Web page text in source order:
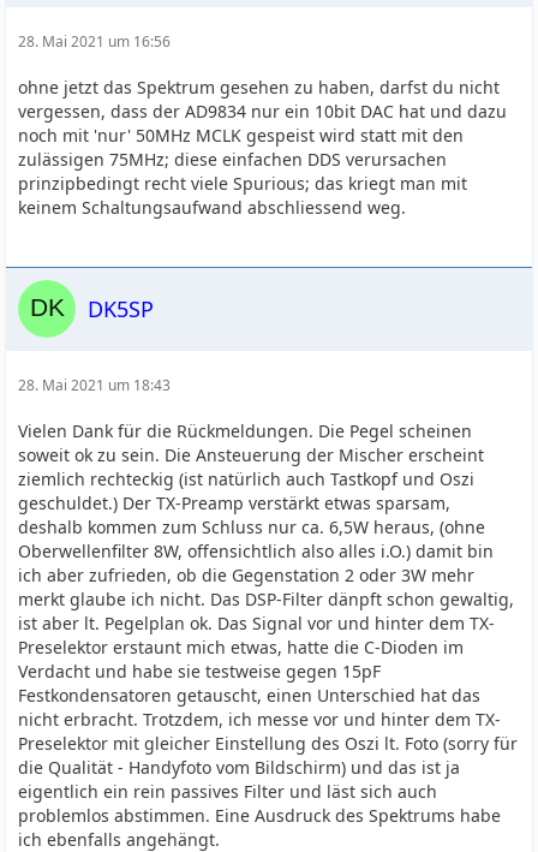
28. Mai 2021 um 16:56
ohne jetzt das Spektrum gesehen zu haben, darfst du nicht
vergessen, dass der AD9834 nur ein 10bit DAC hat und dazu
noch mit 'nur' 50MHz MCLK gespeist wird statt mit den
zulässigen 75MHz; diese einfachen DDS verursachen
prinzipbedingt recht viele Spurious; das kriegt man mit
keinem Schaltungsaufwand abschliessend weg.
DK5SP
28. Mai 2021 um 18:43
Vielen Dank für die Rückmeldungen. Die Pegel scheinen
soweit ok zu sein. Die Ansteuerung der Mischer erscheint
ziemlich rechteckig (ist natürlich auch Tastkopf und Oszi
geschuldet.) Der TX-Preamp verstärkt etwas sparsam,
deshalb kommen zum Schluss nur ca. 6,5W heraus, (ohne
Oberwellenfilter 8W, offensichtlich also alles i.O.) damit bin
ich aber zufrieden, ob die Gegenstation 2 oder 3W mehr
merkt glaube ich nicht. Das DSP-Filter dänpft schon gewaltig,
ist aber lt. Pegelplan ok. Das Signal vor und hinter dem TX-
Preselektor erstaunt mich etwas, hatte die C-Dioden im
Verdacht und habe sie testweise gegen 15pF
Festkondensatoren getauscht, einen Unterschied hat das
nicht erbracht. Trotzdem, ich messe vor und hinter dem TX-
Preselektor mit gleicher Einstellung des Oszi lt. Foto (sorry für
die Qualität - Handyfoto vom Bildschirm) und das ist ja
eigentlich ein rein passives Filter und läst sich auch
problemlos abstimmen. Eine Ausdruck des Spektrums habe
ich ebenfalls angehängt.